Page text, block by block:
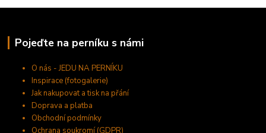
Pojeďte na perníku s námi
O nás - JEDU NA PERNÍKU
Inspirace (fotogalerie)
Jak nakupovat a tisk na přání
Doprava a platba
Obchodní podmínky
Ochrana soukromí (GDPR)